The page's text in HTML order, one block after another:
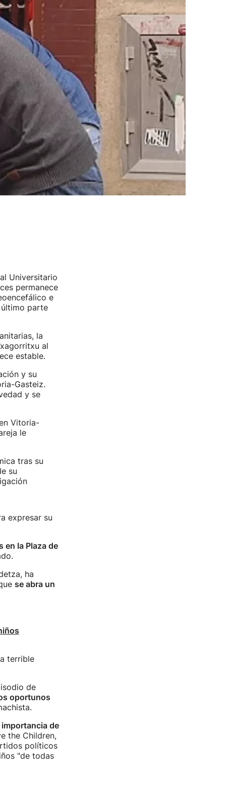
Universitario
permanece
e
parte
la
al
estable.
y su
Gasteiz.
y se
Vitoria-
le
tras su
su
expresar su
en la Plaza de
ha
se abra un
terrible
de
oportunos
importancia de
the Children,
políticos
"de todas